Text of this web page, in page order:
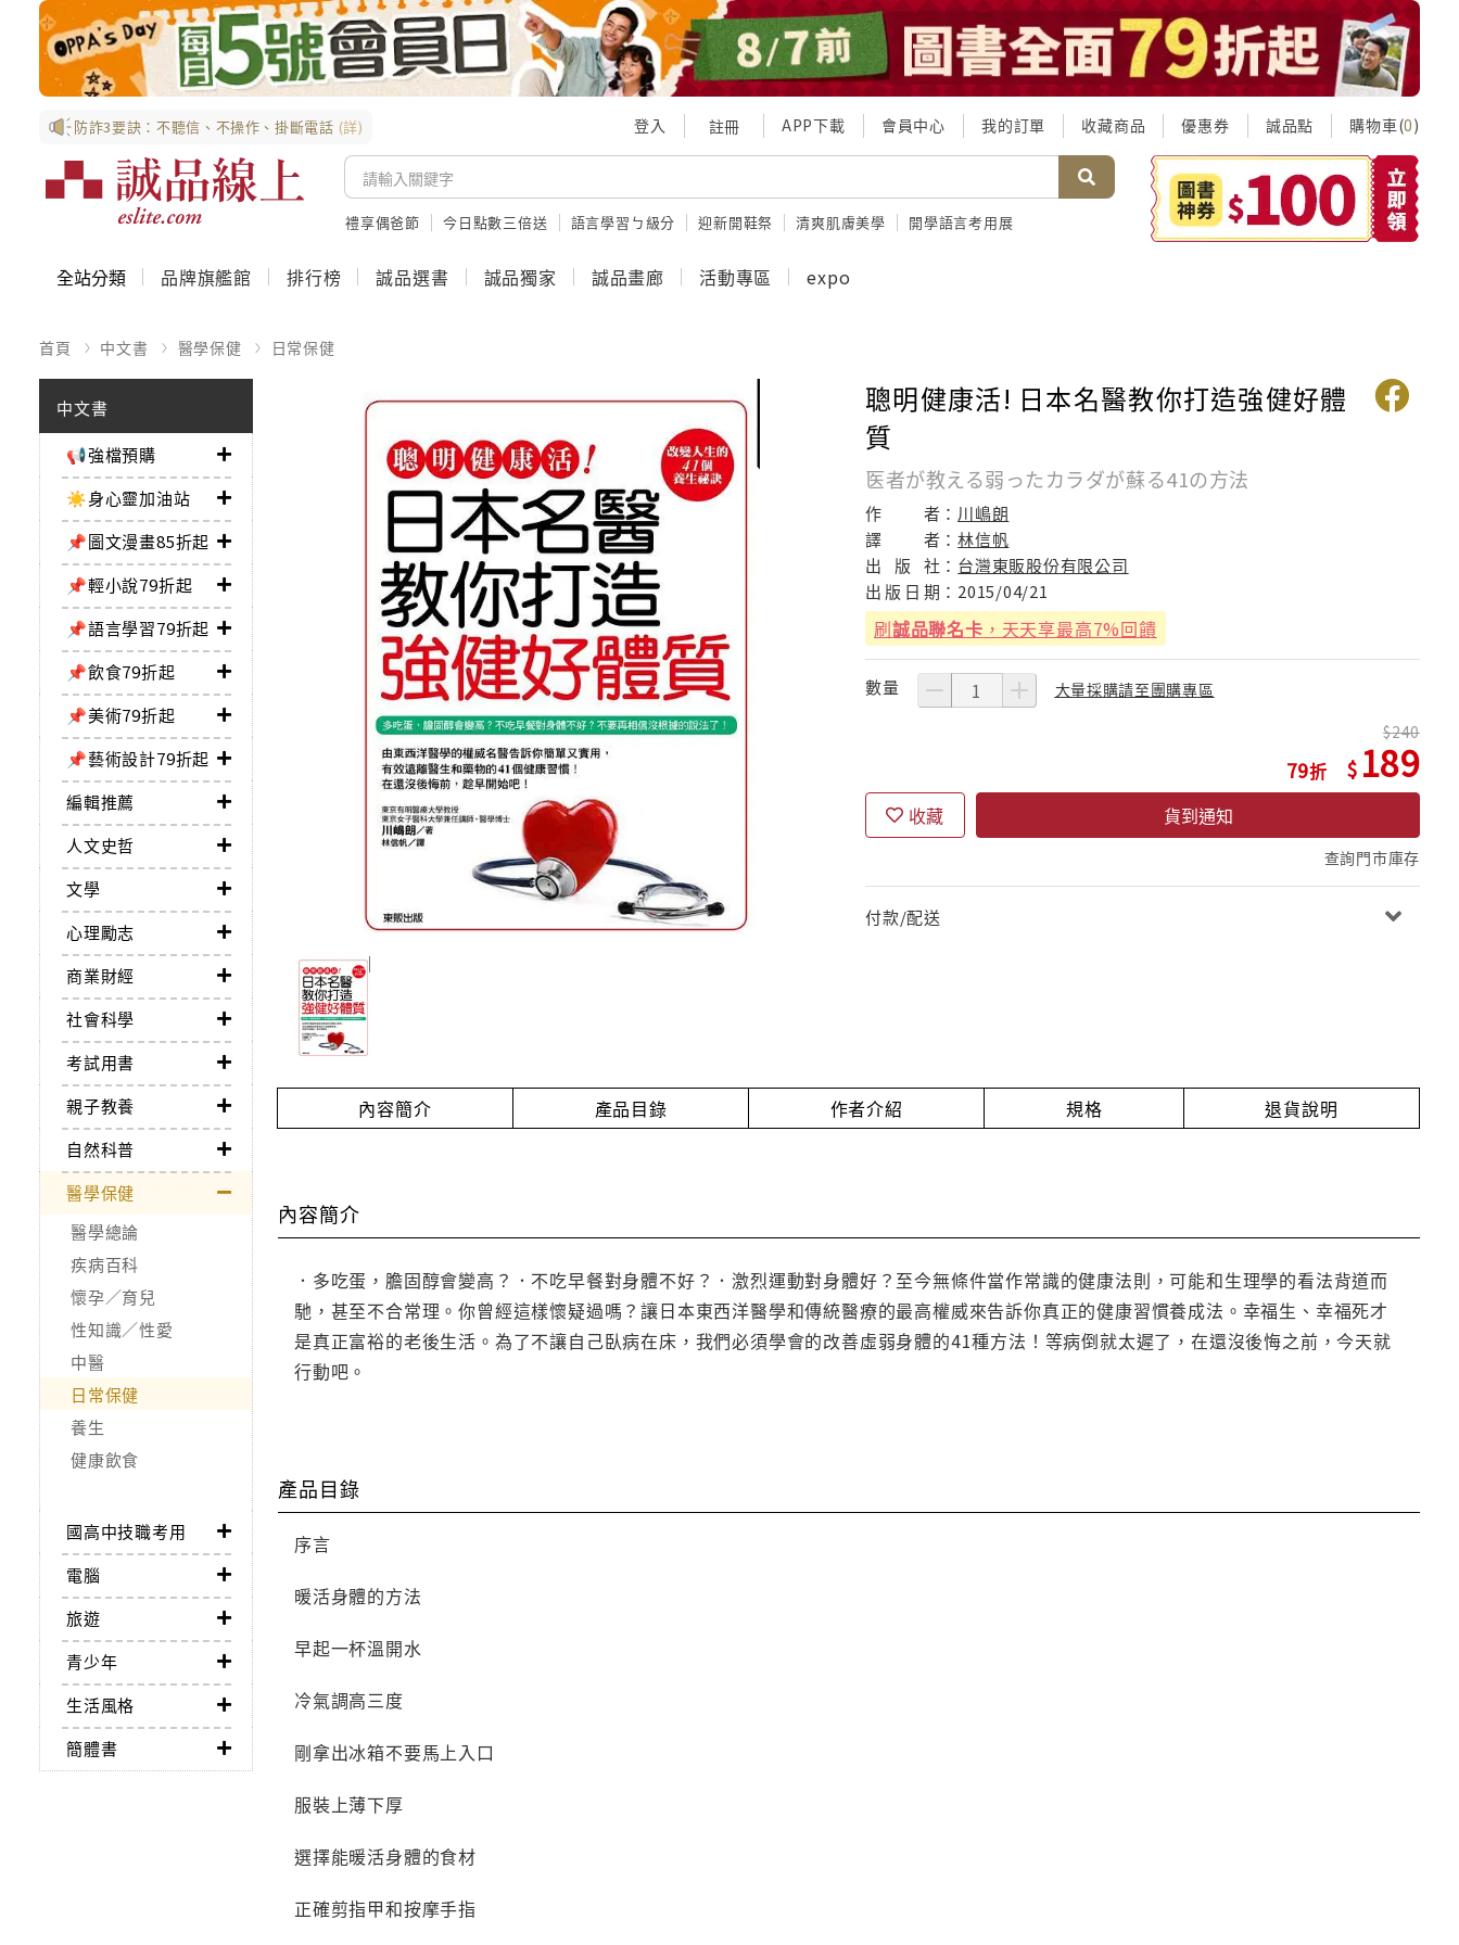
防詐3要訣：不聽信、不操作、掛斷電話 (詳) 登入 註冊 APP下載 會員中心 我的訂單 收藏商品 優惠券 誠品點 購物車(0)
禮享偶爸節 今日點數三倍送 語言學習ㄅ級分 迎新開鞋祭 清爽肌膚美學 開學語言考用展
全站分類 品牌旗艦館 排行榜 誠品選書 誠品獨家 誠品畫廊 活動專區 expo
首頁 中文書 醫學保健 日常保健
中文書
📢強檔預購
☀️身心靈加油站
📌圖文漫畫85折起
📌輕小說79折起
📌語言學習79折起
📌飲食79折起
📌美術79折起
📌藝術設計79折起
編輯推薦
人文史哲
文學
心理勵志
商業財經
社會科學
考試用書
親子教養
自然科普
醫學保健
醫學總論
疾病百科
懷孕／育兒
性知識／性愛
中醫
日常保健
養生
健康飲食
國高中技職考用
電腦
旅遊
青少年
生活風格
簡體書
聰明健康活! 日本名醫教你打造強健好體
質
医者が教える弱ったカラダが蘇る41の方法
作 者： 川嶋朗
譯
者：林信帆
出
版 社： 台灣東販股份有限公司
出 版 日 期： 2015/04/21
刷誠品聯名卡 ，天天享最高7%回饋
數量 大量採購請至團購專區
79
240
189
收藏 貨到通知
查詢門市庫存
付款/配送
內容簡介 產品目錄 作者介紹 規格 退貨說明
內容簡介
．多吃蛋，膽固醇會變高？．不吃早餐對身體不好？．激烈運動對身體好？至今無條件當作常識的健康法則，可能和生理學的看法背道而
馳，甚至不合常理。你曾經這樣懷疑過嗎？讓日本東西洋醫學和傳統醫療的最高權威來告訴你真正的健康習慣養成法。幸福生、幸福死才
是真正富裕的老後生活。為了不讓自己臥病在床，我們必須學會的改善虛弱身體的41種方法！等病倒就太遲了，在還沒後悔之前，今天就
行動吧。
產品目錄
序言
暖活身體的方法
早起一杯溫開水
冷氣調高三度
剛拿出冰箱不要馬上入口
服裝上薄下厚
選擇能暖活身體的食材
正確剪指甲和按摩手指